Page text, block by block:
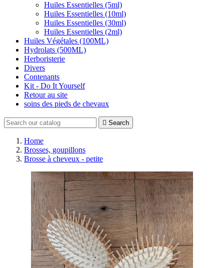
Huiles Essentielles (5ml)
Huiles Essentielles (10ml)
Huiles Essentielles (30ml)
Huiles Essentielles (2ml)
Huiles Végétales (100ML)
Hydrolats (500ML)
Herboristerie
Divers
Contenants
Kit - Do It Yourself
Retour au site
soins des pieds de chevaux
 Search
Home
Brosses, goupillons
Brosse à cheveux - petite